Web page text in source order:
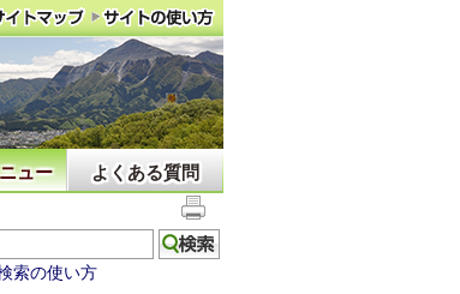
ュー よくある質問
索の使い方